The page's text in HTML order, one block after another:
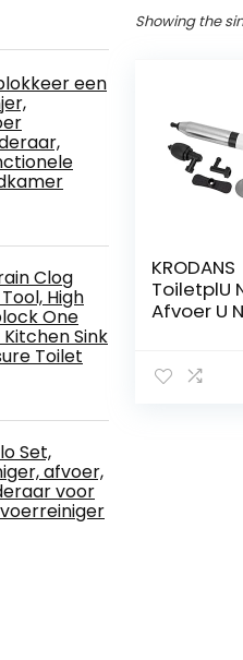
een
Clog
High
One
Sink
Toilet
Set,
afvoer,
voor
Showing the
KRODANS
ToiletplU
Afvoer U